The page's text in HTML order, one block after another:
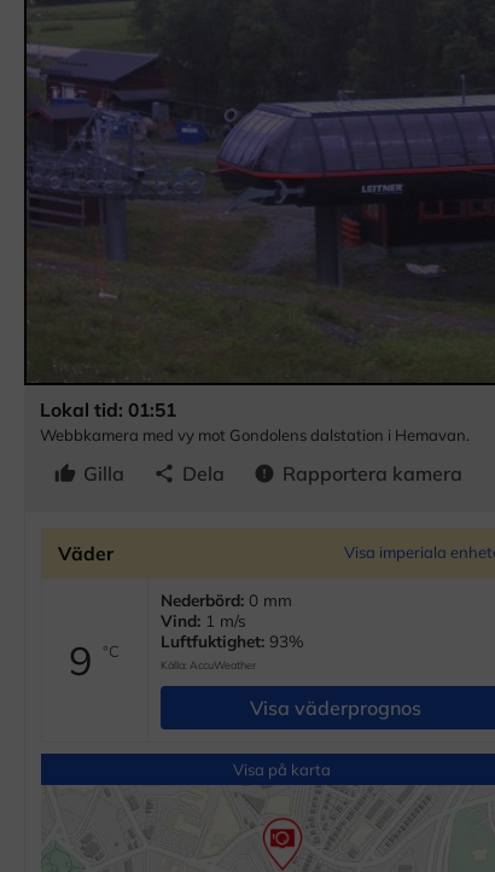
Lokal tid: 01:51
Webbkamera med vy mot Gondolens dalstation i Hemavan.
thumb_up Gilla share Dela error Rapportera kamera
Väder Visa imperiala
9°C
Nederbörd: 0 mm
Vind: 1 m/s
Luftfuktighet: 93%
Källa: AccuWeather
Visa väderprognos
Visa på karta